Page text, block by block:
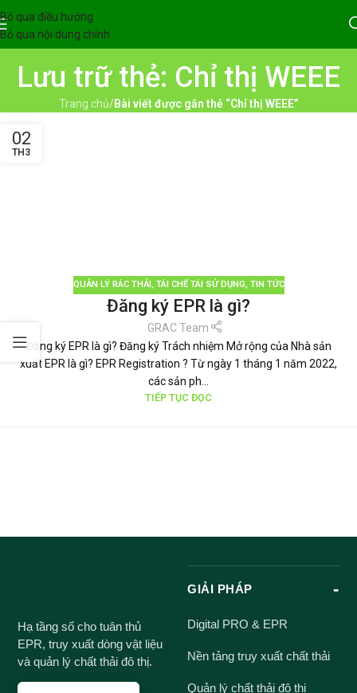
Bỏ qua điều hướng
Bỏ qua nội dung chính
Lưu trữ thẻ: Chỉ thị WEEE
Trang chủ/Bài viết được gắn thẻ “Chỉ thị WEEE”
02
TH3
QUẢN LÝ RÁC THẢI, TÁI CHẾ TÁI SỬ DỤNG, TIN TỨC
Đăng ký EPR là gì?
GRAC Team
Đăng ký EPR là gì? Đăng ký Trách nhiệm Mở rộng của Nhà sản
xuất EPR là gì? EPR Registration ? Từ ngày 1 tháng 1 năm 2022,
các sản ph...
TIẾP TỤC ĐỌC
Hạ tầng số cho tuân thủ
EPR, truy xuất dòng vật liệu
và quản lý chất thải đô thị.
GIẢI PHÁP
Digital PRO & EPR
Nền tảng truy xuất chất thải
Quản lý chất thải đô thị